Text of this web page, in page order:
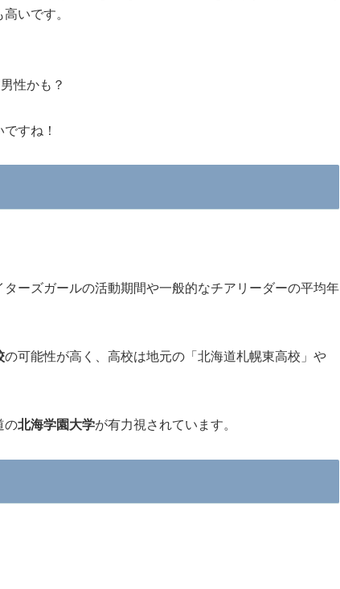
いです。
性かも？
すね！
ターズガールの活動期間や一般的なチアリーダーの平均年
の可能性が高く、高校は地元の「北海道札幌東高校」や
の北海学園大学が有力視されています。